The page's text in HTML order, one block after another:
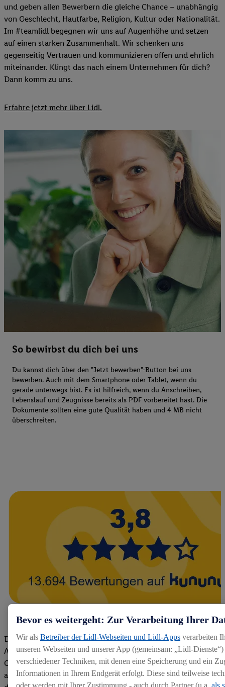
und geben allen Bewerbern die gleiche Chance – unabhängig
von Geschlecht, Hautfarbe, Religion, Kultur oder Nationalität.
Im #teamlidl begegnen wir uns auf Augenhöhe und setzen
auf einen starken Zusammenhalt. Wir schenken uns
gegenseitig Vertrauen und kommunizieren offen und ehrlich
miteinander. Klingt das nach einem Unternehmen für dich?
Dann komm zu uns.​
Erfahre jetzt mehr über Lidl.
So bewirbst du dich bei uns
Du kannst dich über den "Jetzt bewerben"-Button bei uns
bewerben. Auch mit dem Smartphone oder Tablet, wenn du
gerade unterwegs bist. Es ist hilfreich, wenn du Anschreiben,
Lebenslauf und Zeugnisse bereits als PDF vorbereitet hast. Die
Dokumente sollten eine gute Qualität haben und 4 MB nicht
überschreiten.
Die Bewertungen von aktuellen und ehemaligen Mitarbeitern,
Azubis und externen Bewerbern haben uns zu einer Top
Company gemacht. Wir freuen uns über unseren guten Score
auf dem Arbeitgeber-Bewertungsportal kununu.Hier geht's zu
Bevor es weitergeht: Zur Verarbeitung Ihrer
Wir als Betreiber der Lidl-Webseiten und Lidl-Apps verarbeiten
unseren Webseiten und unserer App (gemeinsam: „Lidl-
verschiedener Techniken, mit denen eine Speicherung und ein
Informationen in Ihrem Endgerät erfolgt. Diese sind teilweise
oder werden mit Ihrer Zustimmung - auch durch Partner (u.a. als